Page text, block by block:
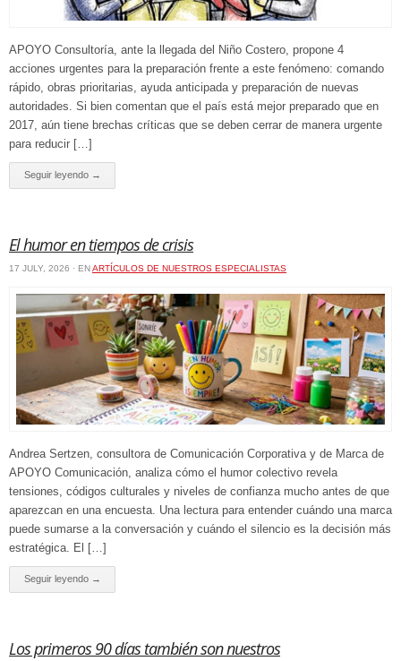
APOYO Consultoría, ante la llegada del Niño Costero, propone 4
acciones urgentes para la preparación frente a este fenómeno: comando
rápido, obras prioritarias, ayuda anticipada y preparación de nuevas
autoridades. Si bien comentan que el país está mejor preparado que en
2017, aún tiene brechas críticas que se deben cerrar de manera urgente
para reducir […]
Seguir leyendo →
El humor en tiempos de crisis
17 JULY, 2026 · ENARTÍCULOS DE NUESTROS ESPECIALISTAS
Andrea Sertzen, consultora de Comunicación Corporativa y de Marca de
APOYO Comunicación, analiza cómo el humor colectivo revela
tensiones, códigos culturales y niveles de confianza mucho antes de que
aparezcan en una encuesta. Una lectura para entender cuándo una marca
puede sumarse a la conversación y cuándo el silencio es la decisión más
estratégica. El […]
Seguir leyendo →
Los primeros 90 días también son nuestros